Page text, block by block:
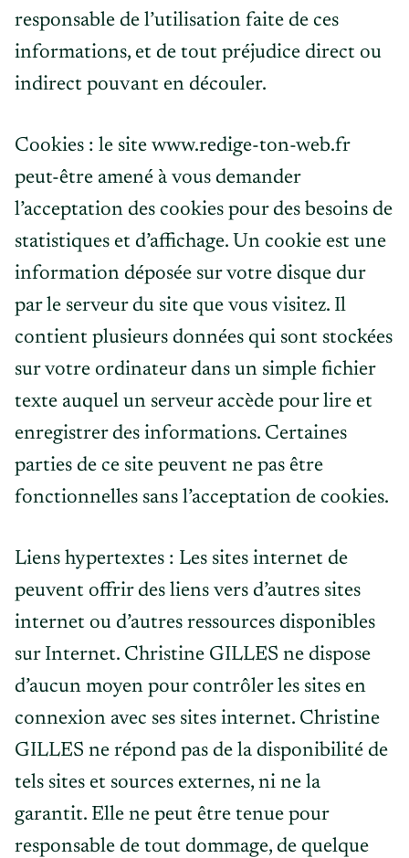
responsable de l’utilisation faite de ces
informations, et de tout préjudice direct ou
indirect pouvant en découler.
Cookies : le site www.redige-ton-web.fr
peut-être amené à vous demander
l’acceptation des cookies pour des besoins de
statistiques et d’affichage. Un cookie est une
information déposée sur votre disque dur
par le serveur du site que vous visitez. Il
contient plusieurs données qui sont stockées
sur votre ordinateur dans un simple fichier
texte auquel un serveur accède pour lire et
enregistrer des informations. Certaines
parties de ce site peuvent ne pas être
fonctionnelles sans l’acceptation de cookies.
Liens hypertextes : Les sites internet de
peuvent offrir des liens vers d’autres sites
internet ou d’autres ressources disponibles
sur Internet. Christine GILLES ne dispose
d’aucun moyen pour contrôler les sites en
connexion avec ses sites internet. Christine
GILLES ne répond pas de la disponibilité de
tels sites et sources externes, ni ne la
garantit. Elle ne peut être tenue pour
responsable de tout dommage, de quelque